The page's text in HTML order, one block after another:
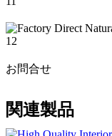
お問合せ
関連製品